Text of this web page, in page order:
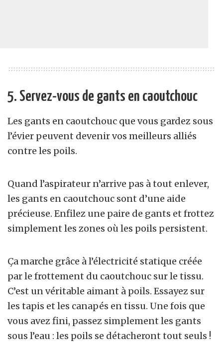
5. Servez-vous de gants en caoutchouc
Les gants en caoutchouc que vous gardez sous
l’évier peuvent devenir vos meilleurs alliés
contre les poils.
Quand l’aspirateur n’arrive pas à tout enlever,
les gants en caoutchouc sont d’une aide
précieuse. Enfilez une paire de gants et frottez
simplement les zones où les poils persistent.
Ça marche grâce à l’électricité statique créée
par le frottement du caoutchouc sur le tissu.
C’est un véritable aimant à poils. Essayez sur
les tapis et les canapés en tissu. Une fois que
vous avez fini, passez simplement les gants
sous l’eau : les poils se détacheront tout seuls !